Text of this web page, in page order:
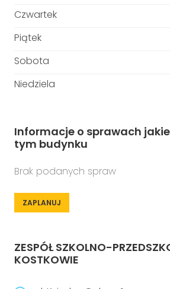
Czwartek
Piątek
Sobota
Niedziela
Informacje o sprawach
tym budynku
Brak podanych spraw
ZAPLANUJ
ZESPÓŁ SZKOLNO-
KOSTKOWIE